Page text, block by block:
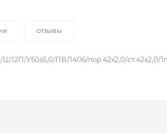
ОТЗЫВЫ
У50х5,0/ПВЛ406/пор.42х2,0/ст.42х2,0/